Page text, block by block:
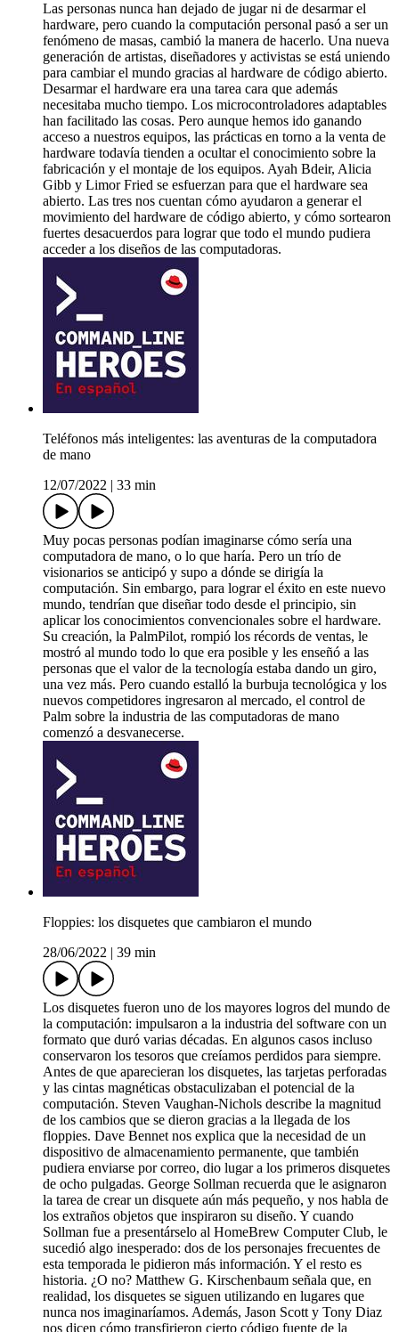
Las personas nunca han dejado de jugar ni de desarmar el
hardware, pero cuando la computación personal pasó a ser un
fenómeno de masas, cambió la manera de hacerlo. Una nueva
generación de artistas, diseñadores y activistas se está uniendo
para cambiar el mundo gracias al hardware de código abierto.
Desarmar el hardware era una tarea cara que además
necesitaba mucho tiempo. Los microcontroladores adaptables
han facilitado las cosas. Pero aunque hemos ido ganando
acceso a nuestros equipos, las prácticas en torno a la venta de
hardware todavía tienden a ocultar el conocimiento sobre la
fabricación y el montaje de los equipos. Ayah Bdeir, Alicia
Gibb y Limor Fried se esfuerzan para que el hardware sea
abierto. Las tres nos cuentan cómo ayudaron a generar el
movimiento del hardware de código abierto, y cómo sortearon
fuertes desacuerdos para lograr que todo el mundo pudiera
acceder a los diseños de las computadoras.
Teléfonos más inteligentes: las aventuras de la computadora
de mano
12/07/2022
33 min
Muy pocas personas podían imaginarse cómo sería una
computadora de mano, o lo que haría. Pero un trío de
visionarios se anticipó y supo a dónde se dirigía la
computación. Sin embargo, para lograr el éxito en este nuevo
mundo, tendrían que diseñar todo desde el principio, sin
aplicar los conocimientos convencionales sobre el hardware.
Su creación, la PalmPilot, rompió los récords de ventas, le
mostró al mundo todo lo que era posible y les enseñó a las
personas que el valor de la tecnología estaba dando un giro,
una vez más. Pero cuando estalló la burbuja tecnológica y los
nuevos competidores ingresaron al mercado, el control de
Palm sobre la industria de las computadoras de mano
comenzó a desvanecerse.
Floppies: los disquetes que cambiaron el mundo
28/06/2022
39 min
Los disquetes fueron uno de los mayores logros del mundo de
la computación: impulsaron a la industria del software con un
formato que duró varias décadas. En algunos casos incluso
conservaron los tesoros que creíamos perdidos para siempre.
Antes de que aparecieran los disquetes, las tarjetas perforadas
y las cintas magnéticas obstaculizaban el potencial de la
computación. Steven Vaughan-Nichols describe la magnitud
de los cambios que se dieron gracias a la llegada de los
floppies. Dave Bennet nos explica que la necesidad de un
dispositivo de almacenamiento permanente, que también
pudiera enviarse por correo, dio lugar a los primeros disquetes
de ocho pulgadas. George Sollman recuerda que le asignaron
la tarea de crear un disquete aún más pequeño, y nos habla de
los extraños objetos que inspiraron su diseño. Y cuando
Sollman fue a presentárselo al HomeBrew Computer Club, le
sucedió algo inesperado: dos de los personajes frecuentes de
esta temporada le pidieron más información. Y el resto es
historia. ¿O no? Matthew G. Kirschenbaum señala que, en
realidad, los disquetes se siguen utilizando en lugares que
nunca nos imaginaríamos. Además, Jason Scott y Tony Diaz
nos dicen cómo transfirieron cierto código fuente de la